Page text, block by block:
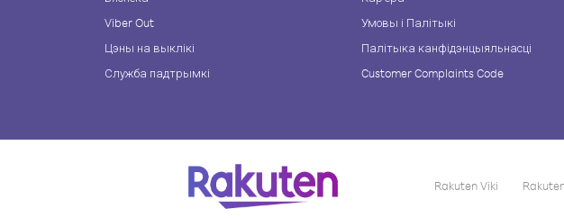
Viber Out
Цэны на выклікі
Служба падтрымкі
Умовы і Палітыкі
Палітыка канфідэнцыяльнасці
Customer Complaints Code
Rakuten Viki